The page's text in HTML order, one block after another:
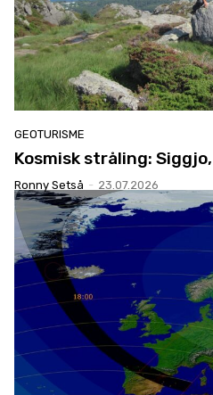
GEOTURISME
Kosmisk stråling:
Ronny Setså - 23.07.2026